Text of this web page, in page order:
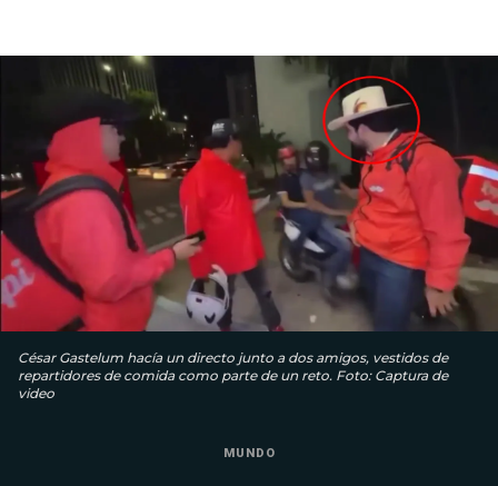
César Gastelum hacía un directo junto a dos amigos, vestidos de
repartidores de comida como parte de un reto. Foto: Captura de
video
MUNDO